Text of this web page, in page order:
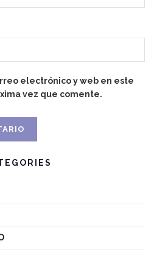
electrónico y web en este
vez que comente.